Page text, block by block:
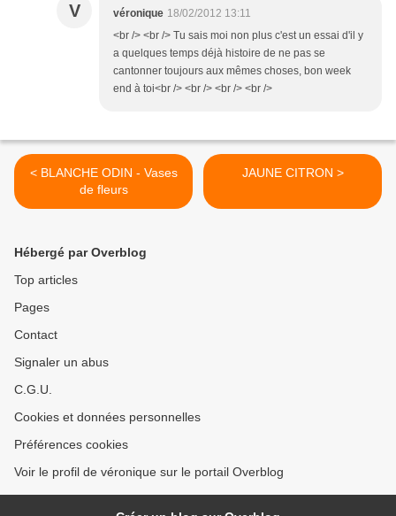
V véronique 18/02/2012 13:11
<br /> <br /> Tu sais moi non plus c'est un essai d'il y
a quelques temps déjà histoire de ne pas se
cantonner toujours aux mêmes choses, bon week
end à toi<br /> <br /> <br /> <br />
< BLANCHE ODIN - Vases
de fleurs
JAUNE CITRON >
Hébergé par Overblog
Top articles
Pages
Contact
Signaler un abus
C.G.U.
Cookies et données personnelles
Préférences cookies
Voir le profil de véronique sur le portail Overblog